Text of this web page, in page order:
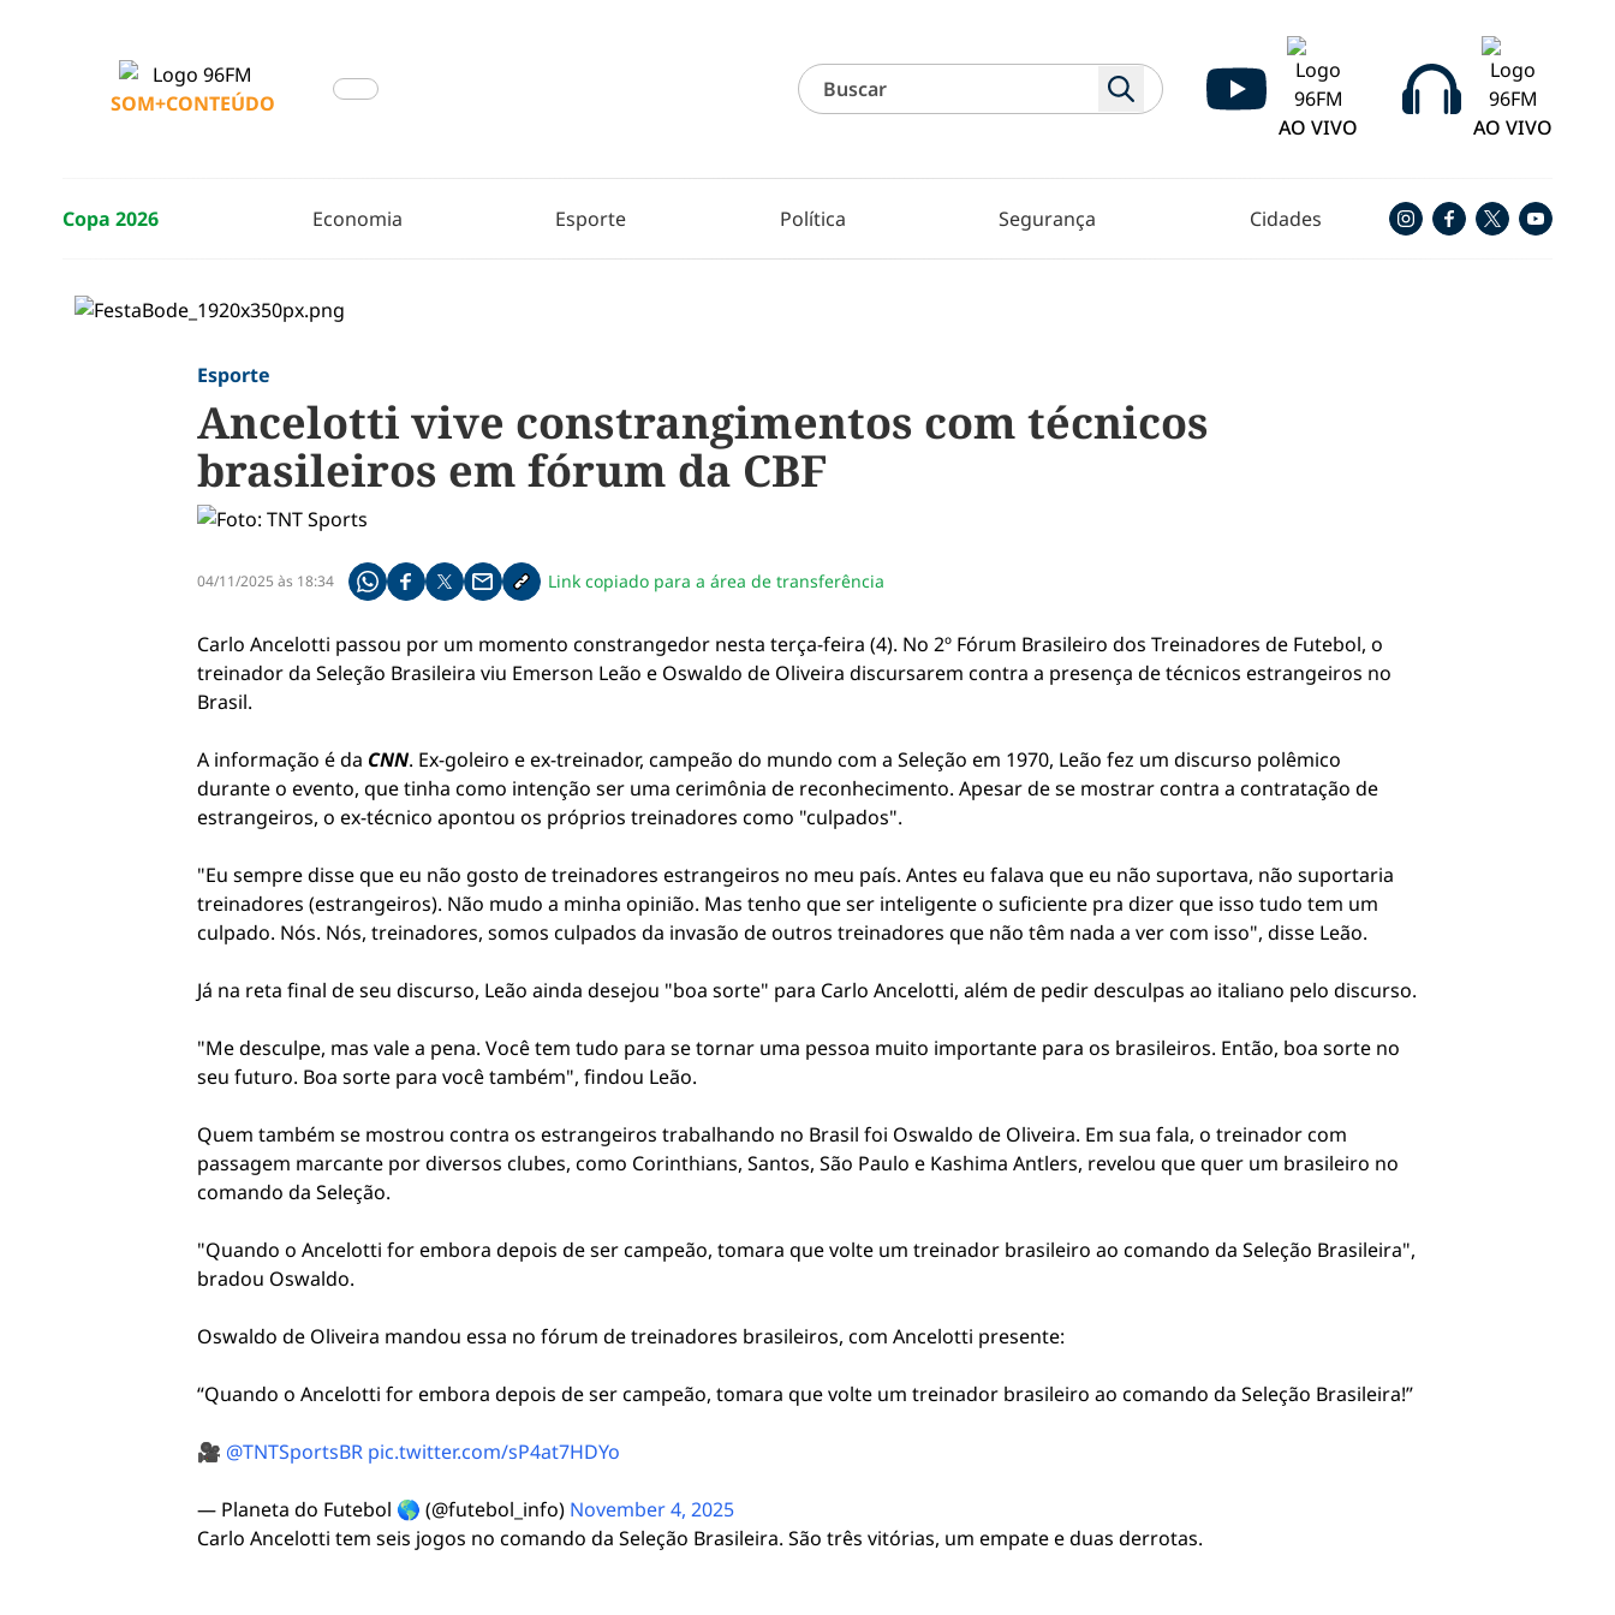
SOM+CONTEÚDO
AO VIVO
AO VIVO
Copa 2026 Economia Esporte Política Segurança Cidades
Esporte
Ancelotti vive constrangimentos com técnicos
brasileiros em fórum da CBF
04/11/2025 às 18:34 Compartilhe pelo whatsapp
Compartilhar no facebook
Compartilhar no twitter
Compartilhe pelo email
Copiar link da notícia
Link copiado para a área de transferência
Carlo Ancelotti passou por um momento constrangedor nesta terça-feira (4). No 2º Fórum Brasileiro dos Treinadores de Futebol, o
treinador da Seleção Brasileira viu Emerson Leão e Oswaldo de Oliveira discursarem contra a presença de técnicos estrangeiros no
Brasil.
A informação é da CNN. Ex-goleiro e ex-treinador, campeão do mundo com a Seleção em 1970, Leão fez um discurso polêmico
durante o evento, que tinha como intenção ser uma cerimônia de reconhecimento. Apesar de se mostrar contra a contratação de
estrangeiros, o ex-técnico apontou os próprios treinadores como "culpados".
"Eu sempre disse que eu não gosto de treinadores estrangeiros no meu país. Antes eu falava que eu não suportava, não suportaria
treinadores (estrangeiros). Não mudo a minha opinião. Mas tenho que ser inteligente o suficiente pra dizer que isso tudo tem um
culpado. Nós. Nós, treinadores, somos culpados da invasão de outros treinadores que não têm nada a ver com isso", disse Leão.
Já na reta final de seu discurso, Leão ainda desejou "boa sorte" para Carlo Ancelotti, além de pedir desculpas ao italiano pelo discurso.
"Me desculpe, mas vale a pena. Você tem tudo para se tornar uma pessoa muito importante para os brasileiros. Então, boa sorte no
seu futuro. Boa sorte para você também", findou Leão.
Quem também se mostrou contra os estrangeiros trabalhando no Brasil foi Oswaldo de Oliveira. Em sua fala, o treinador com
passagem marcante por diversos clubes, como Corinthians, Santos, São Paulo e Kashima Antlers, revelou que quer um brasileiro no
comando da Seleção.
"Quando o Ancelotti for embora depois de ser campeão, tomara que volte um treinador brasileiro ao comando da Seleção Brasileira",
bradou Oswaldo.
Oswaldo de Oliveira mandou essa no fórum de treinadores brasileiros, com Ancelotti presente:
“Quando o Ancelotti for embora depois de ser campeão, tomara que volte um treinador brasileiro ao comando da Seleção Brasileira!”
🎥 @TNTSportsBR pic.twitter.com/sP4at7HDYo
— Planeta do Futebol 🌎 (@futebol_info) November 4, 2025
Carlo Ancelotti tem seis jogos no comando da Seleção Brasileira. São três vitórias, um empate e duas derrotas.